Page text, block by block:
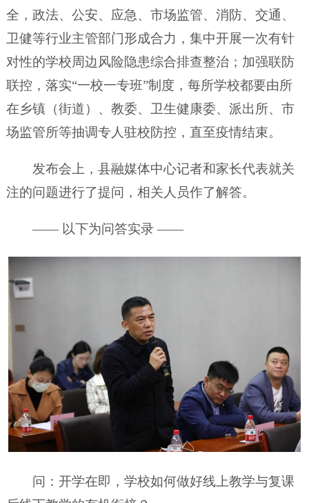
全，政法、公安、应急、市场监管、消防、交通、
卫健等行业主管部门形成合力，集中开展一次有针
对性的学校周边风险隐患综合排查整治；加强联防
联控，落实“一校一专班”制度，每所学校都要由所
在乡镇（街道）、教委、卫生健康委、派出所、市
场监管所等抽调专人驻校防控，直至疫情结束。
发布会上，县融媒体中心记者和家长代表就关
注的问题进行了提问，相关人员作了解答。
—— 以下为问答实录 ——
问：开学在即，学校如何做好线上教学与复课